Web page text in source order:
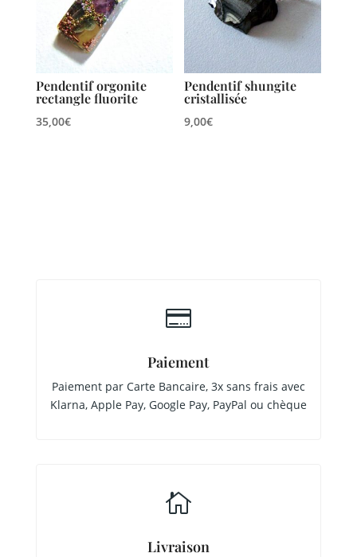
Pendentif orgonite
rectangle fluorite
35,00€
Pendentif shungite
cristallisée
9,00€

Paiement
Paiement par Carte Bancaire, 3x sans frais avec
Klarna, Apple Pay, Google Pay, PayPal ou chèque

Livraison